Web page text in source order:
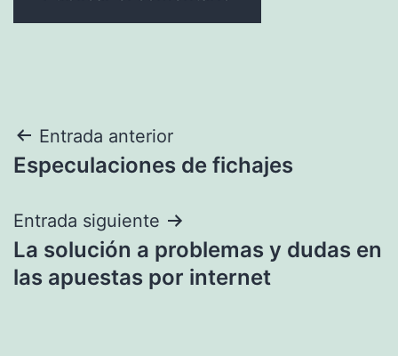
Navegación
de
entradas
Entrada anterior
Especulaciones de fichajes
Entrada siguiente
La solución a problemas y dudas en
las apuestas por internet